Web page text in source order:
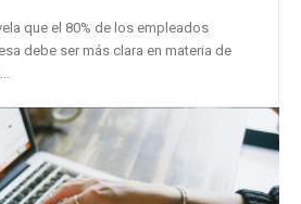
que el 80% de los empleados
debe ser más clara en materia de